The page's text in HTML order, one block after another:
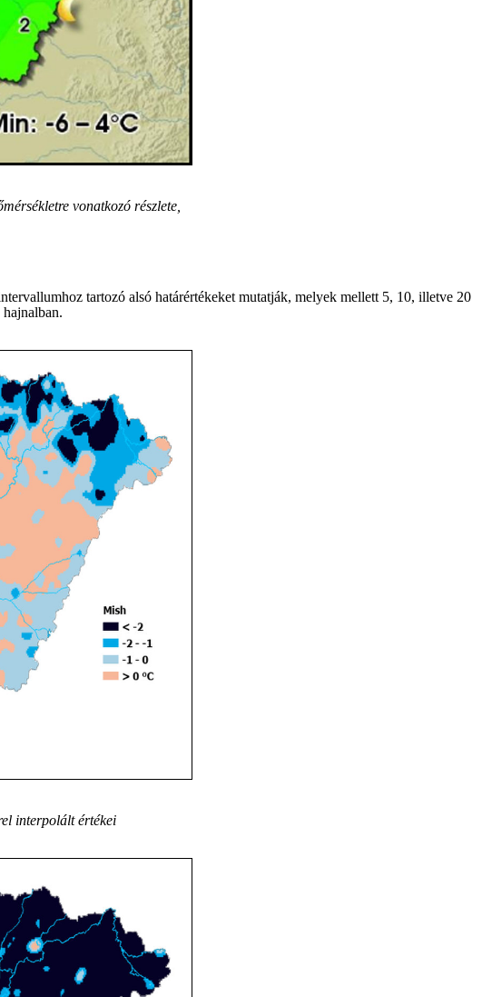
vonatkozó részlete,
tartozó alsó határértékeket mutatják, melyek mellett 5, 10, illetve 20
interpolált értékei